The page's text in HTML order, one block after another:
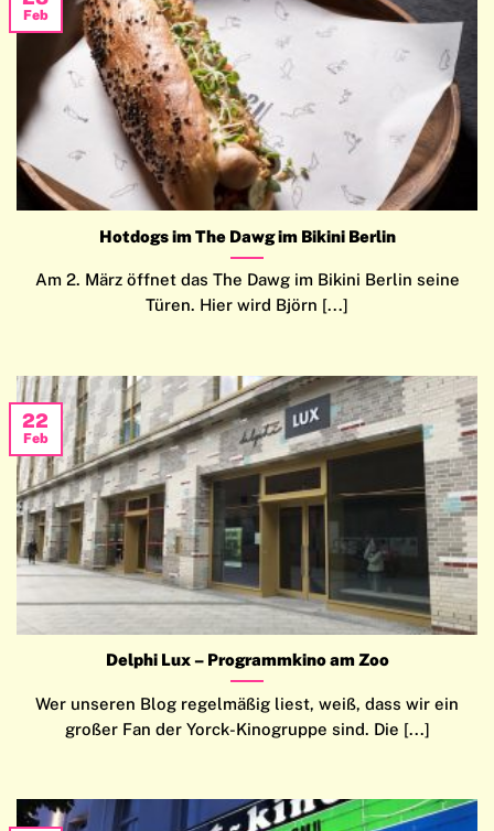
Hotdogs im The Dawg im Bikini Berlin
Am 2. März öffnet das The Dawg im Bikini Berlin seine
Türen. Hier wird Björn [...]
Feb
Delphi Lux – Programmkino am Zoo
Wer unseren Blog regelmäßig liest, weiß, dass wir ein
großer Fan der Yorck-Kinogruppe sind. Die [...]
22
Feb